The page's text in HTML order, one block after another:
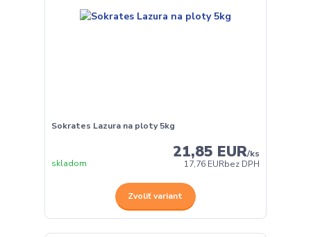
Sokrates Lazura na ploty 5kg
21,85 EUR/ks
17,76 EURbez DPH
skladom
Zvoliť variant